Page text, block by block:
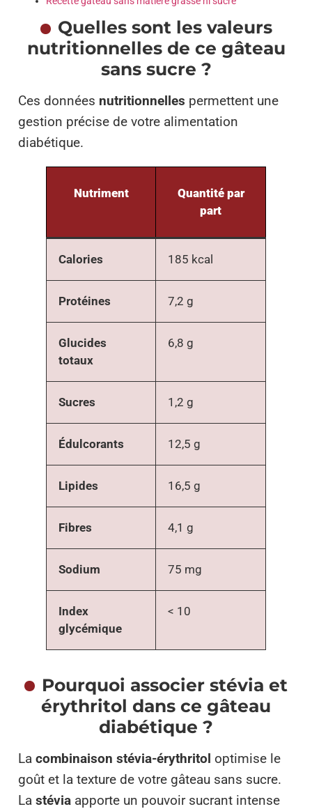
Quelles sont les valeurs
nutritionnelles de ce gâteau
sans sucre ?
Ces données nutritionnelles permettent une
gestion précise de votre alimentation
diabétique.
Nutriment
Quantité par
part
Calories 185 kcal
Protéines 7,2 g
Glucides
totaux
6,8 g
Sucres 1,2 g
Édulcorants 12,5 g
Lipides 16,5 g
Fibres 4,1 g
Sodium 75 mg
Index
glycémique
< 10
Pourquoi associer stévia et
érythritol dans ce gâteau
diabétique ?
La combinaison stévia-érythritol optimise le
goût et la texture de votre gâteau sans sucre.
La stévia apporte un pouvoir sucrant intense